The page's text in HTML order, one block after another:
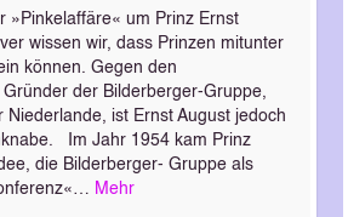
»Pinkelaffäre« um Prinz Ernst
wissen wir, dass Prinzen mitunter
können. Gegen den
der Bilderberger-Gruppe,
Niederlande, ist Ernst August jedoch
Im Jahr 1954 kam Prinz
die Bilderberger- Gruppe als
Mehr